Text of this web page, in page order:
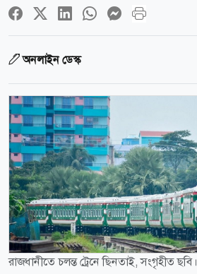
অনলাইন ডেস্ক
রাজধানীতে চলন্ত ট্রেনে ছিনতাই, সংগৃহীত ছবি।